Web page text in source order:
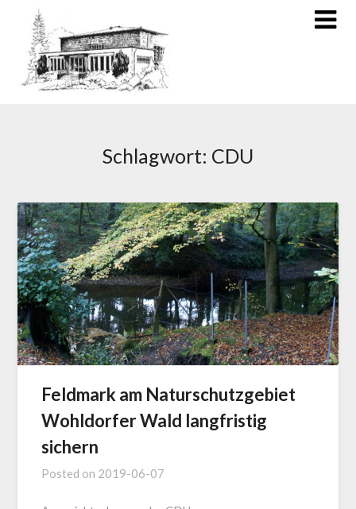
Schlagwort: CDU
Feldmark am Naturschutzgebiet
Wohldorfer Wald langfristig
sichern
Posted on 2019-06-07